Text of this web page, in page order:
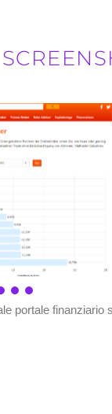
portale finanziario